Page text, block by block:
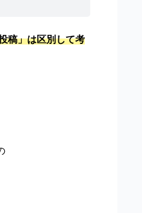
稿」は区別して考